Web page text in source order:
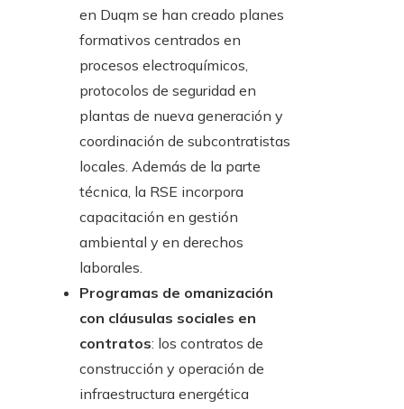
en Duqm se han creado planes
formativos centrados en
procesos electroquímicos,
protocolos de seguridad en
plantas de nueva generación y
coordinación de subcontratistas
locales. Además de la parte
técnica, la RSE incorpora
capacitación en gestión
ambiental y en derechos
laborales.
Programas de omanización
con cláusulas sociales en
contratos: los contratos de
construcción y operación de
infraestructura energética